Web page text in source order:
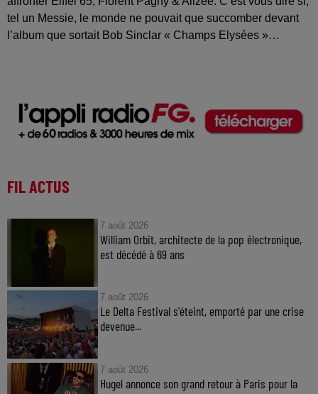
tel un Messie, le monde ne pouvait que succomber devant
l’album que sortait Bob Sinclar « Champs Elysées »…
FIL ACTUS
7 août 2026
William Orbit, architecte de la pop électronique,
est décédé à 69 ans
7 août 2026
Le Delta Festival s'éteint, emporté par une crise
devenue...
7 août 2026
Hugel annonce son grand retour à Paris pour la